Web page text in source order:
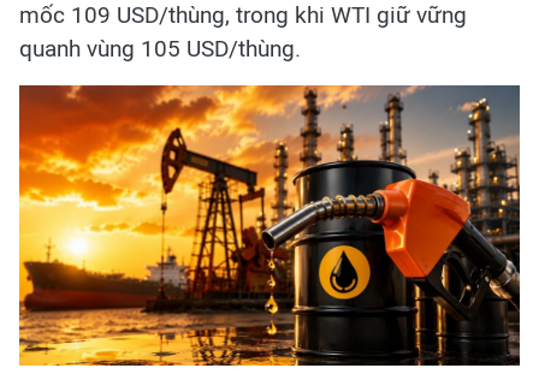
mốc 109 USD/thùng, trong khi WTI giữ vững
quanh vùng 105 USD/thùng.